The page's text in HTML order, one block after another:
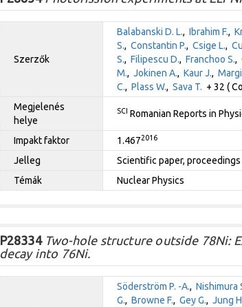
Szerzők
Balabanski D. L., Ibrahim F.,
S., Constantin P., Csige L.,
S., Filipescu D., Franchoo S.,
M., Jokinen A., Kaur J.,
C., Plass W., Sava T. + 32 (
Megjelenés
helye
SCI Romanian Reports in
Impakt faktor 1.4672016
Jelleg
Scientific paper, proceedings
Témák
Nuclear Physics
P28334Two-hole structure outside 78Ni:
decay into 76Ni.
Söderström P. -A., Nishimura
G., Browne F., Gey G., Jung